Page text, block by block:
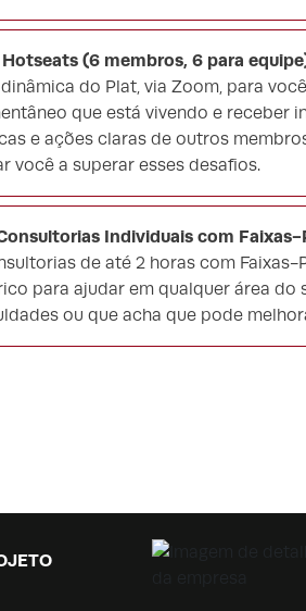
Hotseats (6 membros, 6 para
do Plat, via Zoom, para
que está vivendo e receber
e ações claras de outros
você a superar esses desafios.
Individuais com Faixas-
de até 2 horas com
para ajudar em qualquer área do
ou que acha que pode